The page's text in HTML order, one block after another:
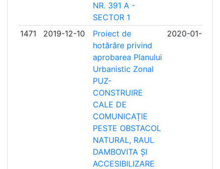
NR. 391 A -
SECTOR 1
1471 2019-12-10
Proiect de
hotărâre privind
aprobarea Planului
Urbanistic Zonal
PUZ-
CONSTRUIRE
CALE DE
COMUNICAȚIE
PESTE OBSTACOL
NATURAL, RAUL
DAMBOVITA ȘI
ACCESIBILIZARE
2020-01-10